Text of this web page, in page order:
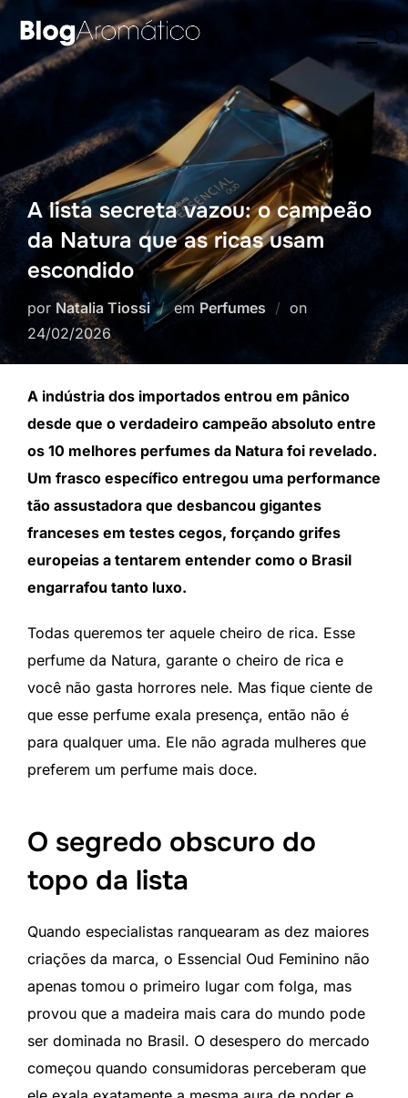
Pular
para
conteúdo
Pesquisar
por:
A lista secreta vazou: o campeão
da Natura que as ricas usam
escondido
por Natalia Tiossi em Perfumes onPostado
24/02/2026
A indústria dos importados entrou em pânico
desde que o verdadeiro campeão absoluto entre
os 10 melhores perfumes da Natura foi revelado.
Um frasco específico entregou uma performance
tão assustadora que desbancou gigantes
franceses em testes cegos, forçando grifes
europeias a tentarem entender como o Brasil
engarrafou tanto luxo.
Todas queremos ter aquele cheiro de rica. Esse
perfume da Natura, garante o cheiro de rica e
você não gasta horrores nele. Mas fique ciente de
que esse perfume exala presença, então não é
para qualquer uma. Ele não agrada mulheres que
preferem um perfume mais doce.
O segredo obscuro do
topo da lista
Quando especialistas ranquearam as dez maiores
criações da marca, o Essencial Oud Feminino não
apenas tomou o primeiro lugar com folga, mas
provou que a madeira mais cara do mundo pode
ser dominada no Brasil. O desespero do mercado
começou quando consumidoras perceberam que